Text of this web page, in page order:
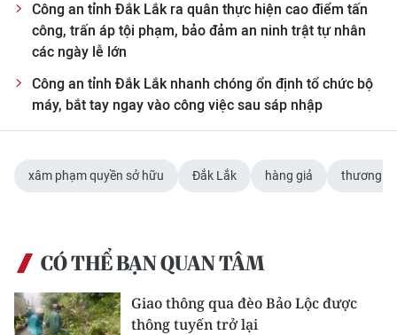
Bắc Trung Bộ
Duyên hải Nam Trung Bộ và Tây
Đông Nam Bộ
CHUYÊN ĐỀ
CÁC CHUYÊN TRANG
Công an tỉnh Đắk Lắk ra quân thực hiện cao điểm tấn
công, trấn áp tội phạm, bảo đảm an ninh trật tự nhân
các ngày lễ lớn
Công an tỉnh Đắk Lắk nhanh chóng ổn định tổ chức bộ
máy, bắt tay ngay vào công việc sau sáp nhập
xâm phạm quyền sở hữu Đắk Lắk hàng giả thương
CÓ THỂ BẠN QUAN TÂM
Giao thông qua đèo Bảo Lộc được
thông tuyến trở lại